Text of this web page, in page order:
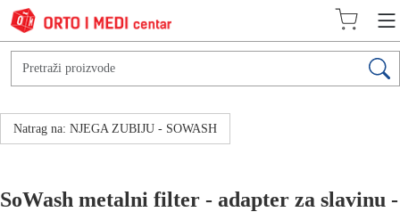
Natrag na: NJEGA ZUBIJU - SOWASH
SoWash metalni filter - adapter za slavinu -